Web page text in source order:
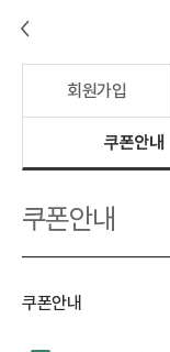
회원가입
쿠폰안내
쿠폰안내
쿠폰안내